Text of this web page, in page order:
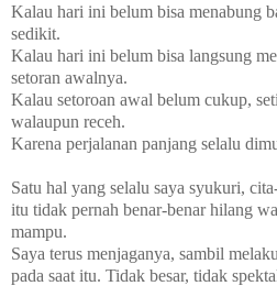
Kalau hari ini belum bisa menabung
sedikit.
Kalau hari ini belum bisa langsung
setoran awalnya.
Kalau setoroan awal belum cukup,
walaupun receh.
Karena perjalanan panjang selalu
Satu hal yang selalu saya syukuri,
itu tidak pernah benar-benar hilang
mampu.
Saya terus menjaganya, sambil
pada saat itu. Tidak besar, tidak